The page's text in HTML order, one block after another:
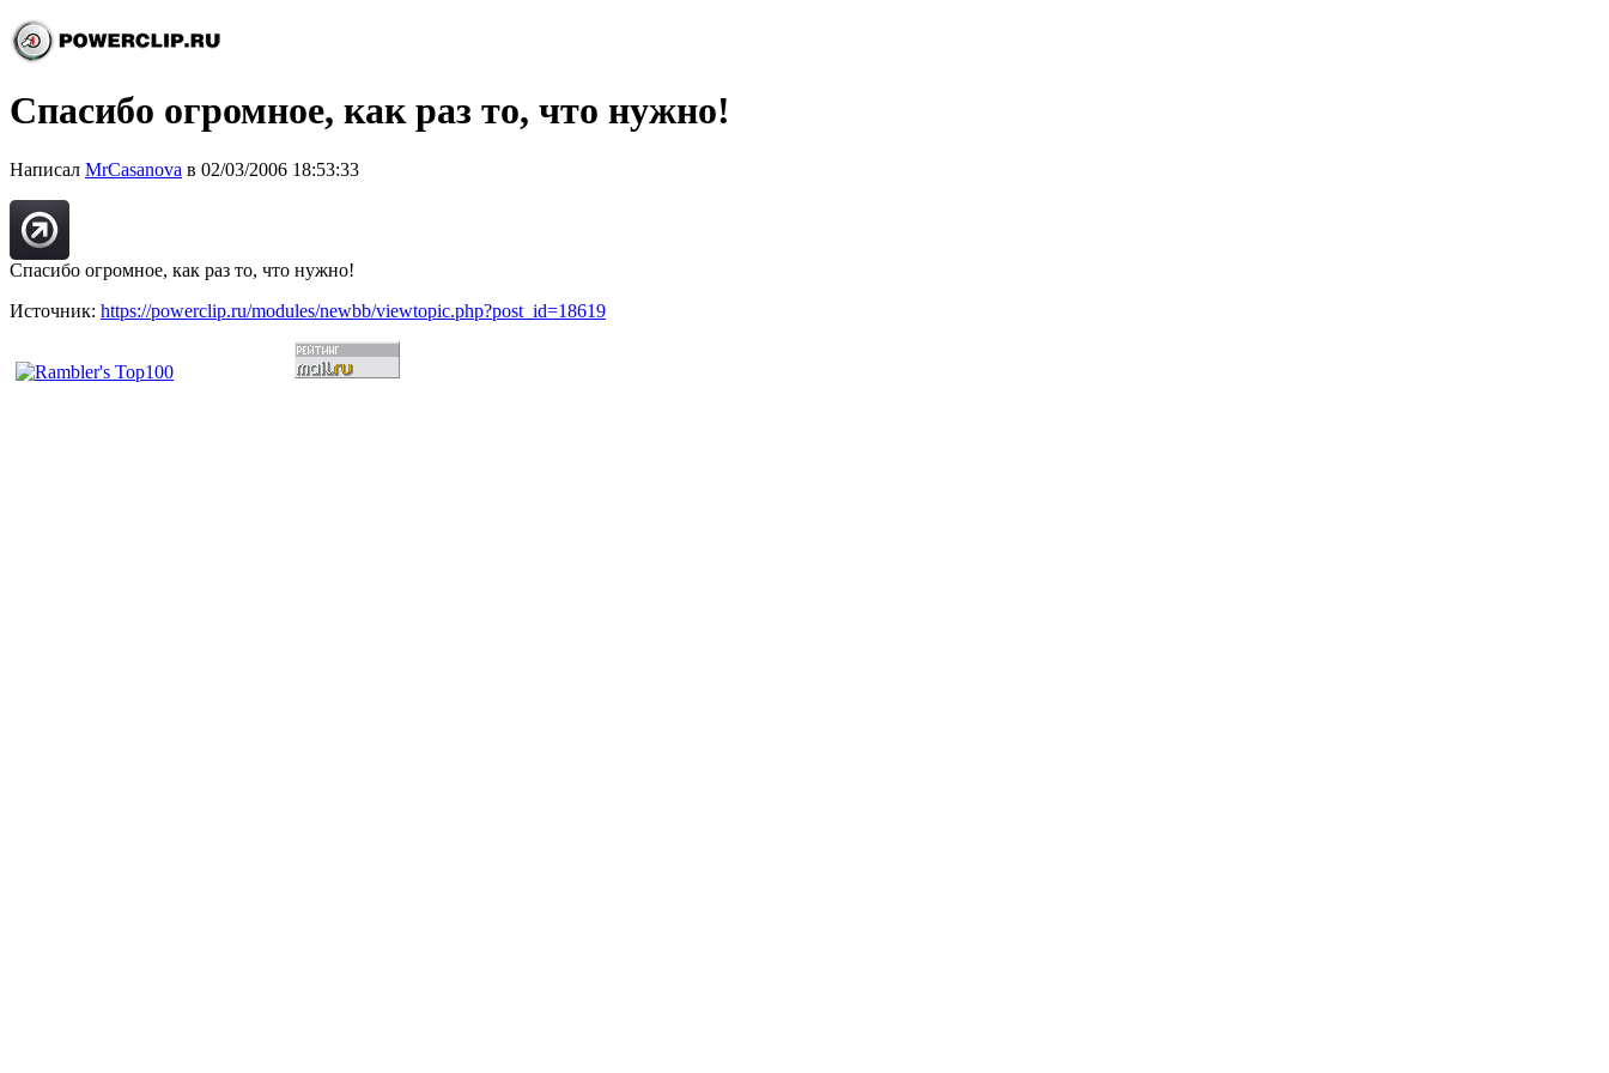
Спасибо огромное, как раз то, что нужно!
Написал MrCasanova в 02/03/2006 18:53:33
Спасибо огромное, как раз то, что нужно!
Источник: https://powerclip.ru/modules/newbb/viewtopic.php?post_id=18619